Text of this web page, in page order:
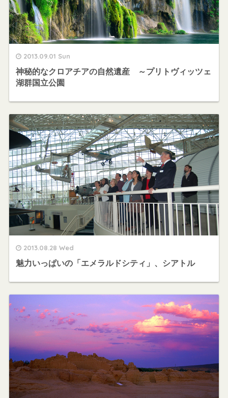
2013.09.01 Sun
神秘的なクロアチアの自然遺産 ～プリトヴィッツェ
湖群国立公園
2013.08.28 Wed
魅力いっぱいの「エメラルドシティ」、シアトル